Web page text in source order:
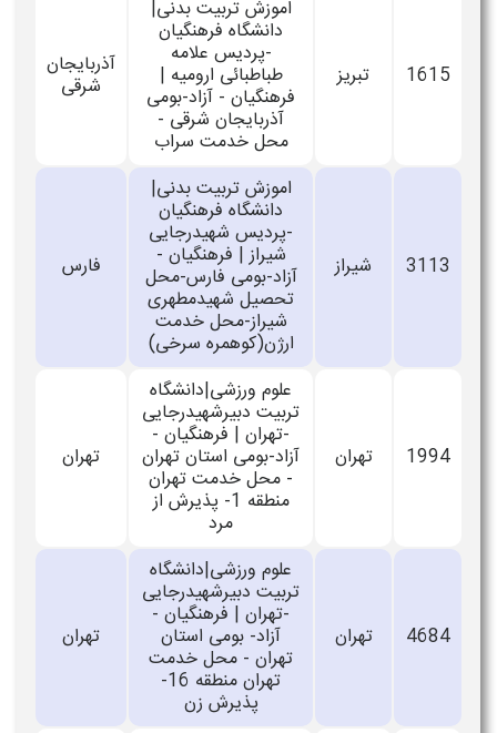
1615 تبریز
اموزش تربیت بدنی|
دانشگاه فرهنگیان
-پردیس علامه
طباطبائی ارومیه |
فرهنگیان - آزاد-بومی
آذربایجان شرقی -
محل خدمت سراب
آذربایجان
شرقی
3113 شیراز
اموزش تربیت بدنی|
دانشگاه فرهنگیان
-پردیس شهیدرجایی
شیراز | فرهنگیان -
آزاد-بومی فارس-محل
تحصیل شهیدمطهری
شیراز-محل خدمت
ارژن(کوهمره سرخی)
فارس
1994 تهران
علوم ورزشی|دانشگاه
تربیت دبیرشهیدرجایی
-تهران | فرهنگیان -
آزاد-بومی استان تهران
- محل خدمت تهران
منطقه 1- پذیرش از
مرد
تهران
4684 تهران
علوم ورزشی|دانشگاه
تربیت دبیرشهیدرجایی
-تهران | فرهنگیان -
آزاد- بومی استان
تهران - محل خدمت
تهران منطقه 16-
پذیرش زن
تهران